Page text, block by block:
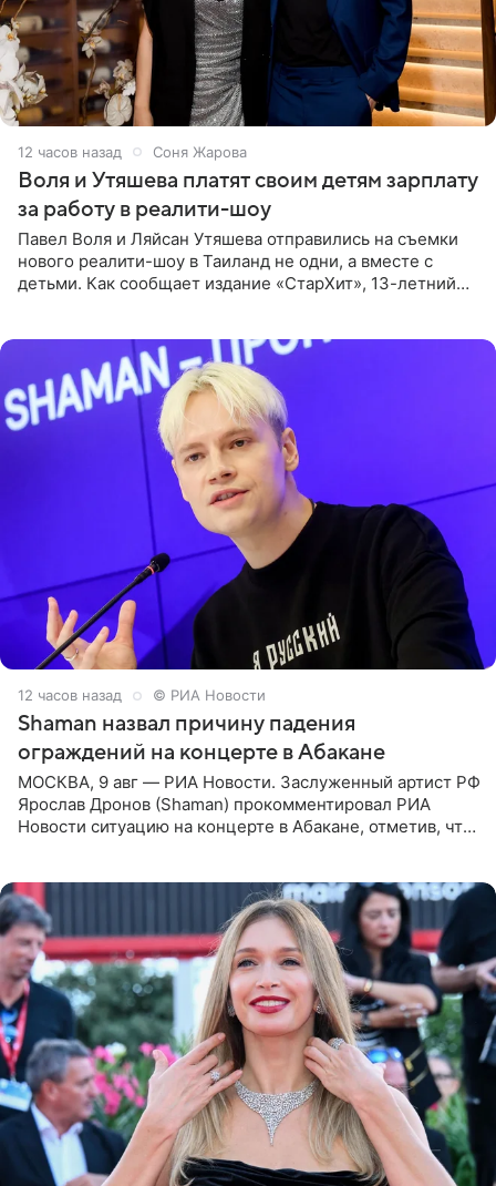
12 часов назад Соня Жарова
Воля и Утяшева платят своим детям зарплату
за работу в реалити-шоу
Павел Воля и Ляйсан Утяшева отправились на съемки
нового реалити-шоу в Таиланд не одни, а вместе с
детьми. Как сообщает издание «СтарХит», 13-летний
12 часов назад © РИА Новости
Shaman назвал причину падения
ограждений на концерте в Абакане
МОСКВА, 9 авг — РИА Новости. Заслуженный артист РФ
Ярослав Дронов (Shaman) прокомментировал РИА
Новости ситуацию на концерте в Абакане, отметив, что